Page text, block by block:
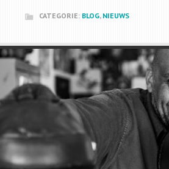
CATEGORIE: BLOG, NIEUWS